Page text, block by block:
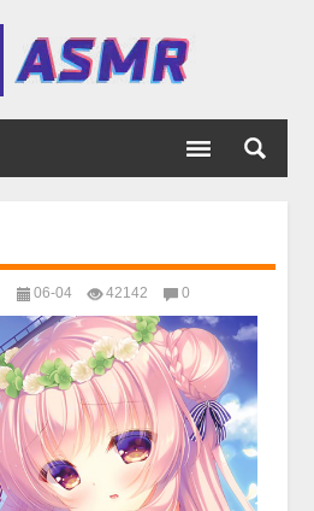
06-04 42142 0